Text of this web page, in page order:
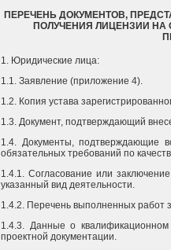
ПЕРЕЧЕНЬ ДОКУМЕНТОВ,
ПОЛУЧЕНИЯ ЛИЦЕНЗИИ НА
1. Юридические лица:
1.1. Заявление (приложение 4).
1.2. Копия устава
1.3. Документ, подтверждающий
1.4. Документы, подтверждающие
обязательных требований по
1.4.1. Согласование или
указанный вид деятельности.
1.4.2. Перечень выполненных работ
1.4.3. Данные о
проектной документации.